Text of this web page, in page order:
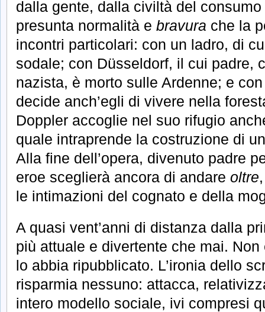
dalla gente, dalla civiltà del
presunta normalità e bravura che la
incontri particolari: con un ladro, di
sodale; con Düsseldorf, il cui padre,
nazista, è morto sulle Ardenne; e
decide anch’egli di vivere nella
Doppler accoglie nel suo rifugio
quale intraprende la costruzione di
Alla fine dell’opera, divenuto padre
eroe sceglierà ancora di andare oltre
le intimazioni del cognato e della
A quasi vent’anni di distanza dalla
più attuale e divertente che mai.
lo abbia ripubblicato. L’ironia dello
risparmia nessuno: attacca,
intero modello sociale, ivi compresi